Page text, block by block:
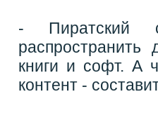
- Пиратский
распространить
книги и софт. А
контент -